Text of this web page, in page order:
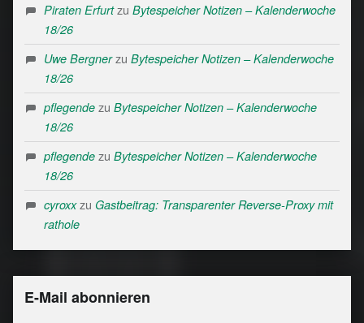
Piraten Erfurtzu Bytespeicher Notizen – Kalenderwoche
18/26
Uwe Bergnerzu Bytespeicher Notizen – Kalenderwoche
18/26
pflegendezu Bytespeicher Notizen – Kalenderwoche
18/26
pflegendezu Bytespeicher Notizen – Kalenderwoche
18/26
cyroxxzu Gastbeitrag: Transparenter Reverse-Proxy mit
rathole
E-Mail abonnieren